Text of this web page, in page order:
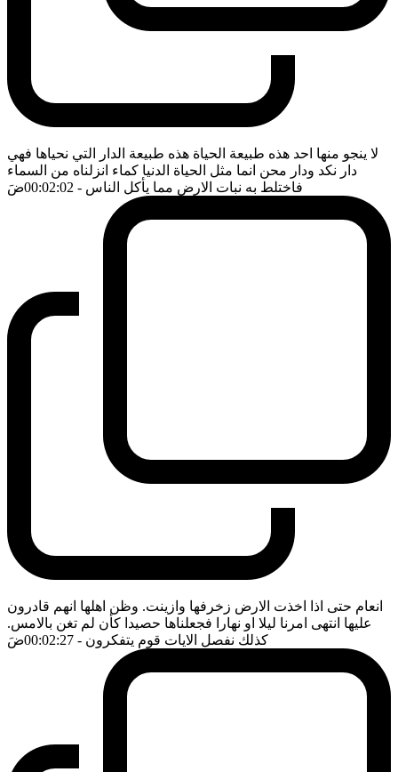
لا ينجو منها احد هذه طبيعة الحياة هذه طبيعة الدار التي نحياها فهي
دار نكد ودار محن انما مثل الحياة الدنيا كماء انزلناه من السماء
فاختلط به نبات الارض مما يأكل الناس - 00:02:02 ضَ
انعام حتى اذا اخذت الارض زخرفها وازينت. وظن اهلها انهم قادرون
عليها انتهى امرنا ليلا او نهارا فجعلناها حصيدا كأن لم تغن بالامس.
كذلك نفصل الايات قوم يتفكرون - 00:02:27 ضَ